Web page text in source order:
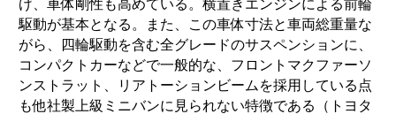
げ、車体剛性も高めている。横置きエンジンによる前輪
駆動が基本となる。また、この車体寸法と車両総重量な
がら、四輪駆動を含む全グレードのサスペンションに、
コンパクトカーなどで一般的な、フロントマクファーソ
ンストラット、リアトーションビームを採用している点
も他社製上級ミニバンに見られない特徴である（トヨタ